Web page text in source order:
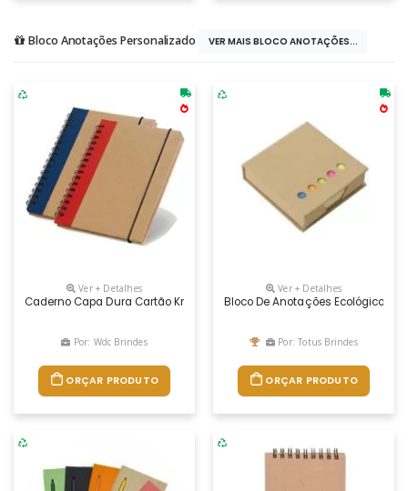
Bloco Anotações Personalizado VER MAIS BLOCO ANOTAÇÕES...
Ver + Detalhes
Caderno Capa Dura Cartão Kraft Com Detalhe Colorido Na Lateral.
Por: Wdc Brindes
ORÇAR PRODUTO
Ver + Detalhes
Bloco De Anotações Ecológico
Por: Totus Brindes
ORÇAR PRODUTO